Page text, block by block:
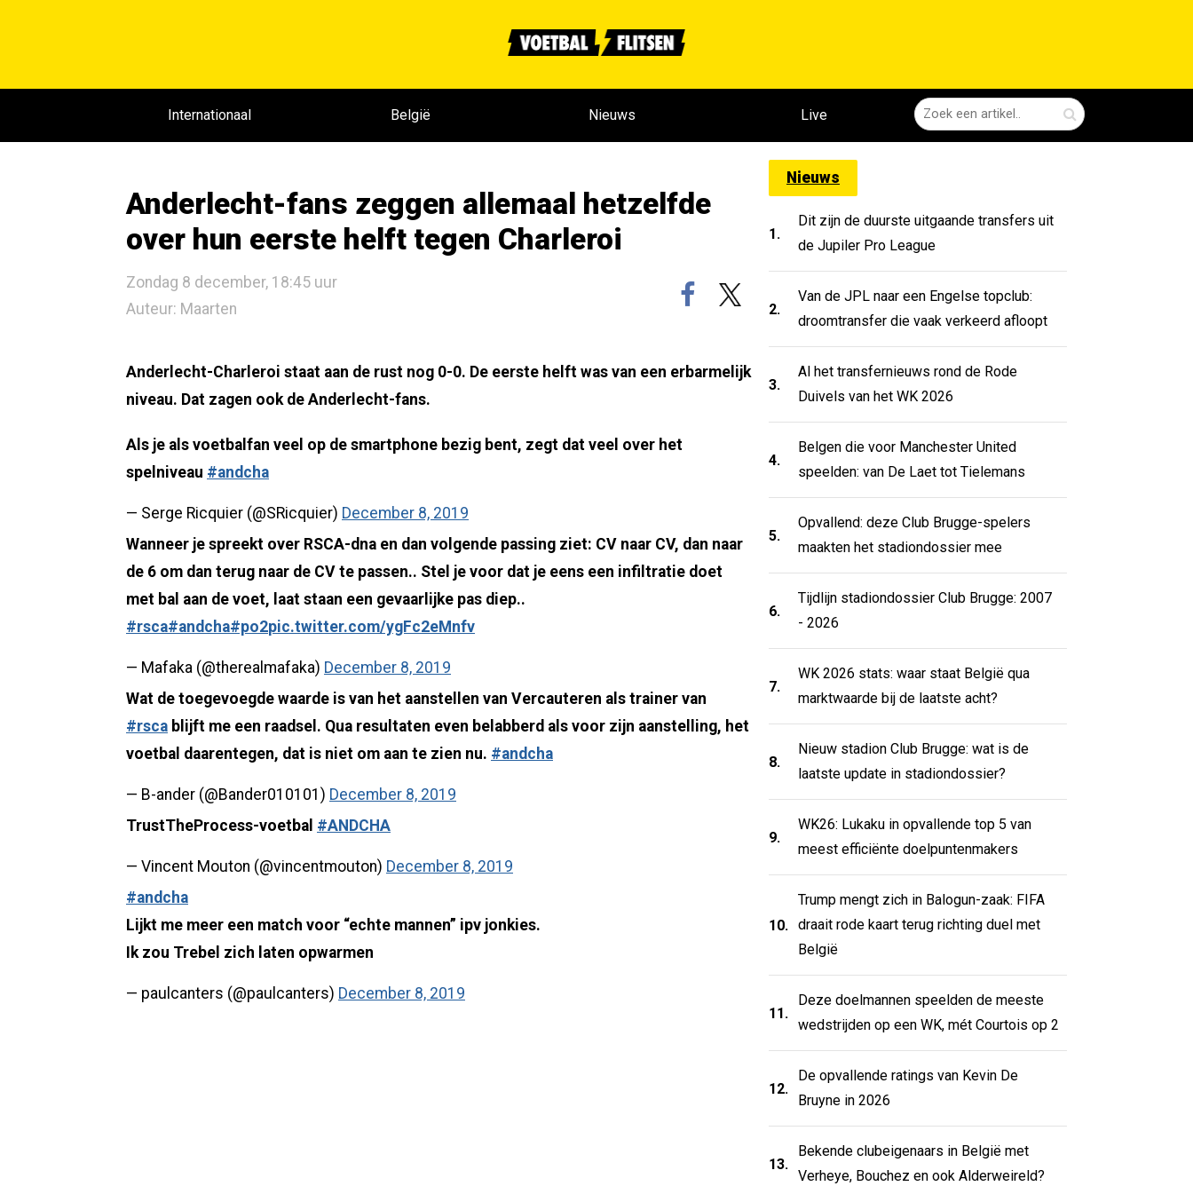
Internationaal België Nieuws Live
Anderlecht-fans zeggen allemaal hetzelfde
over hun eerste helft tegen Charleroi
Zondag 8 december, 18:45 uur
Auteur: Maarten
Anderlecht-Charleroi staat aan de rust nog 0-0. De eerste helft was van een erbarmelijk
niveau. Dat zagen ook de Anderlecht-fans.
Als je als voetbalfan veel op de smartphone bezig bent, zegt dat veel over het
spelniveau #andcha
— Serge Ricquier (@SRicquier) December 8, 2019
Wanneer je spreekt over RSCA-dna en dan volgende passing ziet: CV naar CV, dan naar
de 6 om dan terug naar de CV te passen.. Stel je voor dat je eens een infiltratie doet
met bal aan de voet, laat staan een gevaarlijke pas diep..
#rsca#andcha#po2pic.twitter.com/ygFc2eMnfv
— Mafaka (@therealmafaka) December 8, 2019
Wat de toegevoegde waarde is van het aanstellen van Vercauteren als trainer van
#rsca blijft me een raadsel. Qua resultaten even belabberd als voor zijn aanstelling, het
voetbal daarentegen, dat is niet om aan te zien nu. #andcha
— B-ander (@Bander010101) December 8, 2019
TrustTheProcess-voetbal #ANDCHA
— Vincent Mouton (@vincentmouton) December 8, 2019
#andcha
Lijkt me meer een match voor “echte mannen” ipv jonkies.
Ik zou Trebel zich laten opwarmen
— paulcanters (@paulcanters) December 8, 2019
Nieuws
1.
Dit zijn de duurste uitgaande transfers uit
de Jupiler Pro League
2.
Van de JPL naar een Engelse topclub:
droomtransfer die vaak verkeerd afloopt
3.
Al het transfernieuws rond de Rode
Duivels van het WK 2026
4.
Belgen die voor Manchester United
speelden: van De Laet tot Tielemans
5.
Opvallend: deze Club Brugge-spelers
maakten het stadiondossier mee
6.
Tijdlijn stadiondossier Club Brugge: 2007
- 2026
7.
WK 2026 stats: waar staat België qua
marktwaarde bij de laatste acht?
8.
Nieuw stadion Club Brugge: wat is de
laatste update in stadiondossier?
9.
WK26: Lukaku in opvallende top 5 van
meest efficiënte doelpuntenmakers
10.
Trump mengt zich in Balogun-zaak: FIFA
draait rode kaart terug richting duel met
België
11.
Deze doelmannen speelden de meeste
wedstrijden op een WK, mét Courtois op 2
12.
De opvallende ratings van Kevin De
Bruyne in 2026
13.
Bekende clubeigenaars in België met
Verheye, Bouchez en ook Alderweireld?